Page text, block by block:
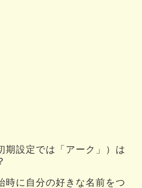
期設定では「アーク」）は
時に自分の好きな名前をつ